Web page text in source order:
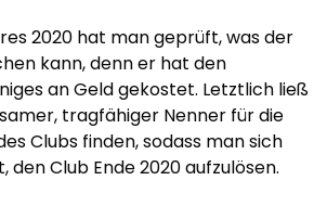
2020 hat man geprüft, was der
kann, denn er hat den
an Geld gekostet. Letztlich ließ
tragfähiger Nenner für die
Clubs finden, sodass man sich
den Club Ende 2020 aufzulösen.